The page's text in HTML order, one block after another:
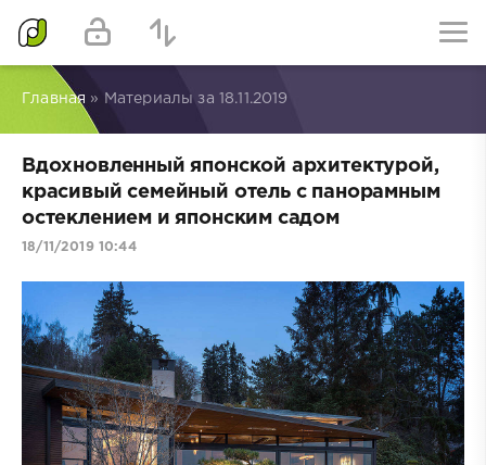
Главная » Материалы за 18.11.2019
Вдохновленный японской архитектурой,
красивый семейный отель с панорамным
остеклением и японским садом
18/11/2019 10:44